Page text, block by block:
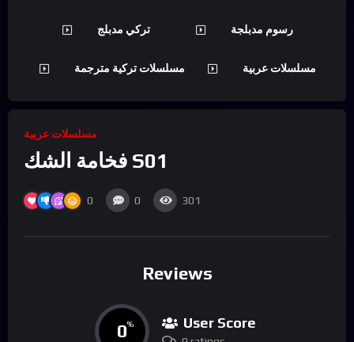
مسلسلات عربية
فخامة الشك S01
0 0 301
Reviews
0% User Score
تركي مدبلج رسوم مدبلجة
مسلسلات تركية مترجمة مسلسلات عربية